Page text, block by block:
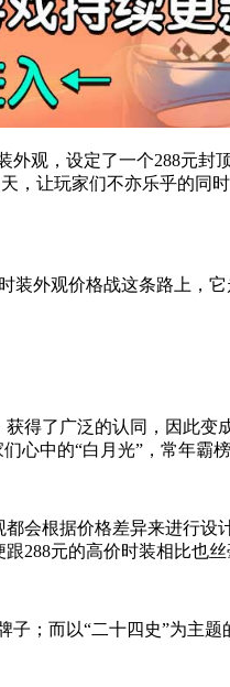
观，设定了一个288元封
让玩家们不亦乐乎的同
外观价格战这条路上，
得了广泛的认同，因此
心中的“白月光”，常年霸
会根据价格差异来进行
元的高价时装相比也
；而以“二十四史”为主